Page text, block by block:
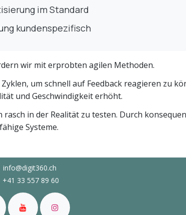
im Standard
kundenspezifisch
wir mit erprobten agilen Methoden.
um schnell auf Feedback reagieren zu
und Geschwindigkeit erhöht.
rasch in der Realität zu testen. Durch
Systeme.
info@digit360.ch
+41 33 557 89 60